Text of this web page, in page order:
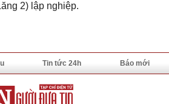
2) lập nghiệp.
Tin tức 24h Báo mới